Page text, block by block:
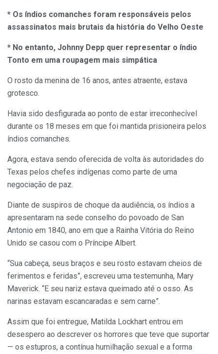
* Os índios comanches foram responsáveis pelos
assassinatos mais brutais da história do Velho Oeste
* No entanto, Johnny Depp quer representar o índio
Tonto em uma roupagem mais simpática
O rosto da menina de 16 anos, antes atraente, estava
grotesco.
Havia sido desfigurada ao ponto de estar irreconhecível
durante os 18 meses em que foi mantida prisioneira pelos
índios comanches.
Agora, estava sendo oferecida de volta às autoridades do
Texas pelos chefes indígenas como parte de uma
negociação de paz.
Diante de suspiros de choque da audiência, os índios a
apresentaram na sede conselho do povoado de San
Antonio em 1840, ano em que a Rainha Vitória do Reino
Unido se casou com o Príncipe Albert.
“Sua cabeça, seus braços e seu rosto estavam cheios de
ferimentos e feridas”, escreveu uma testemunha, Mary
Maverick. “E seu nariz estava queimado até o osso. As
narinas estavam escancaradas e sem carne”.
Assim que foi entregue, Matilda Lockhart entrou em
desespero ao descrever os horrores que teve que suportar
— os estupros, a contínua humilhação sexual e a forma